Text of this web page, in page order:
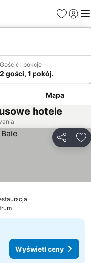
Ulubione
Goście i pokoje
2 gości, 1 pokój.
Mapa
hotele
Wyświetl ceny